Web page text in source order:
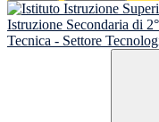
Istruzione Secondaria di
Tecnica - Settore